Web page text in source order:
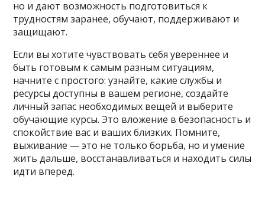
но и дают возможность подготовиться к
трудностям заранее, обучают, поддерживают и
защищают.
Если вы хотите чувствовать себя увереннее и
быть готовым к самым разным ситуациям,
начните с простого: узнайте, какие службы и
ресурсы доступны в вашем регионе, создайте
личный запас необходимых вещей и выберите
обучающие курсы. Это вложение в безопасность и
спокойствие вас и ваших близких. Помните,
выживание — это не только борьба, но и умение
жить дальше, восстанавливаться и находить силы
идти вперед.